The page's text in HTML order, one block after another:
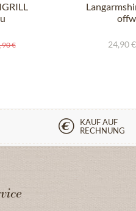
€ 24,90 €
KAUF AUF
RECHNUNG